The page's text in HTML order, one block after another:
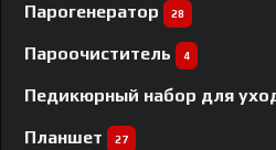
Парогенератор 28
Пароочиститель 4
Педикюрный набор для
Планшет 27